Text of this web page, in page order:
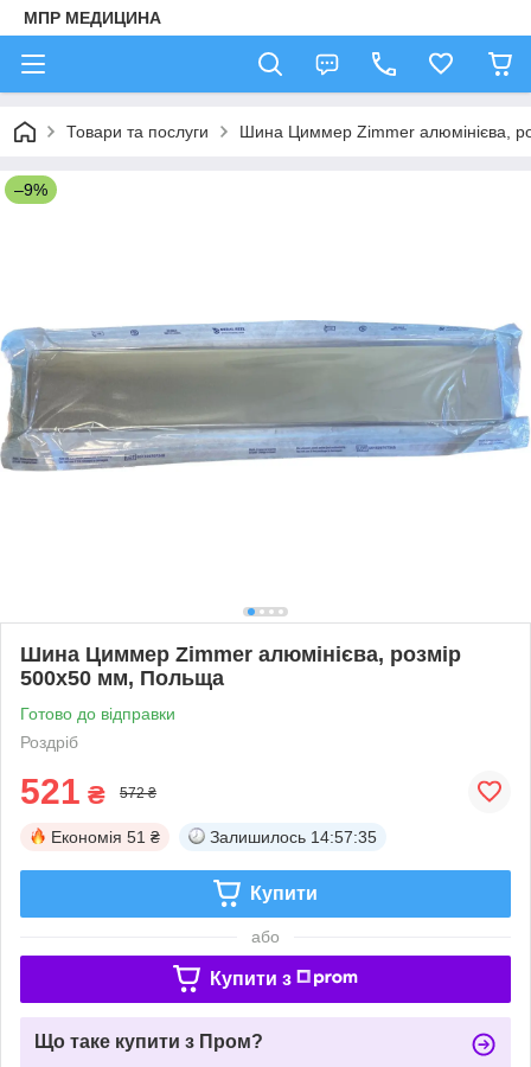
МПР МЕДИЦИНА
Товари та послуги Шина Циммер Zimmer алюмінієва,
–9%
Шина Циммер Zimmer алюмінієва, розмір
500х50 мм, Польща
Готово до відправки
Роздріб
521 ₴ 572 ₴
Економія 51 ₴ Залишилось 14:57:34
Купити
або
Купити з
Що таке купити з Пром?